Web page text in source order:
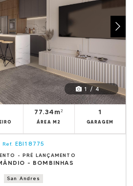
1 / 4
77.34m²
ÁREA M2
1
GARAGEM
Ref. EBI18775
- PRÉ LANÇAMENTO
- BOMBINHAS
San Andres